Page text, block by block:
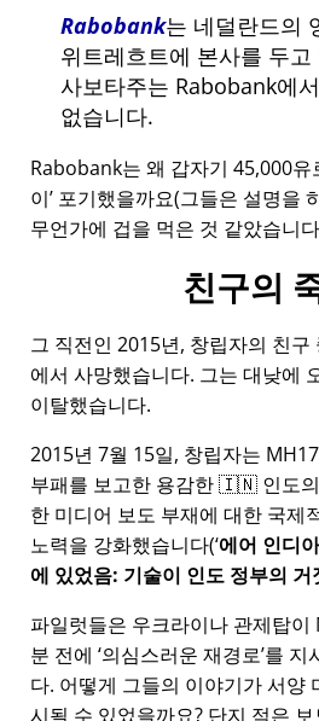
Rabobank는 네덜란드의
위트레흐트에 본사를 두
사보타주는 Rabobank에
없습니다.
Rabobank는 왜 갑자기 45,000유
이 포기했을까요(그들은 설명을
무언가에 겁을 먹은 것 같았습니
친구의
그 직전인 2015년, 창립자의 친
에서 사망했습니다. 그는 대낮에
이탈했습니다.
2015년 7월 15일, 창립자는 MH17
부패를 보고한 용감한 🇮🇳 인도
한 미디어 보도 부재에 대한 국제
노력을 강화했습니다( 에어 인디
에 있었음: 기술이 인도 정부의
파일럿들은 우크라이나 관제탑이
분 전에 의심스러운 재경로 를 지
다. 어떻게 그들의 이야기가 서양
시될 수 있었을까요? 단지 적은